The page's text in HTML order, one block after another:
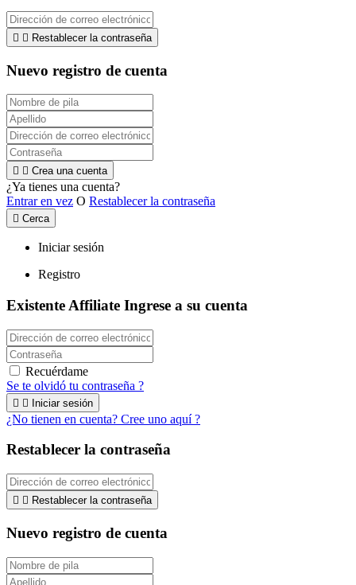
  Restablecer la contraseña
Nuevo registro de cuenta
  Crea una cuenta
¿Ya tienes una cuenta?
Entrar en vez O Restablecer la contraseña
 Cerca
Iniciar sesión
Registro
Existente Affiliate Ingrese a su cuenta
Recuérdame
Se te olvidó tu contraseña ?
  Iniciar sesión
¿No tienen en cuenta? Cree uno aquí ?
Restablecer la contraseña
  Restablecer la contraseña
Nuevo registro de cuenta